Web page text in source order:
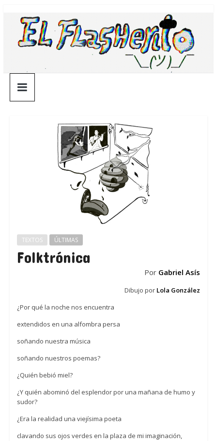
contenido
¯\_(ツ)_/
¯
TEXTOS ÚLTIMAS
Folktrónica
Por Gabriel Asís
Dibujo por Lola González
¿Por qué la noche nos encuentra
extendidos en una alfombra persa
soñando nuestra música
soñando nuestros poemas?
¿Quién bebió miel?
¿Y quién abominó del esplendor por una mañana de humo y
sudor?
¿Era la realidad una viejísima poeta
clavando sus ojos verdes en la plaza de mi imaginación,